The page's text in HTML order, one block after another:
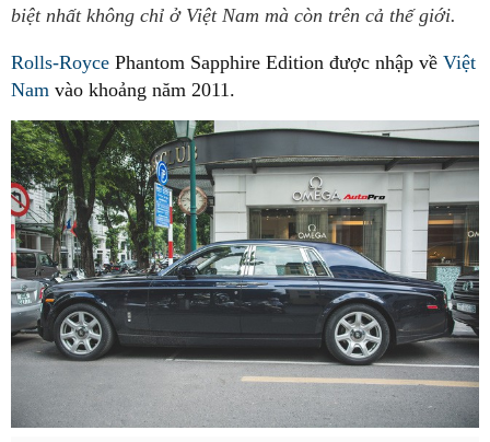
biệt nhất không chỉ ở Việt Nam mà còn trên cả thế giới.
Rolls-Royce Phantom Sapphire Edition được nhập về Việt
Nam vào khoảng năm 2011.